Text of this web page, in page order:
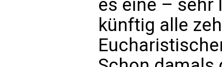
es eine – sehr
künftig alle